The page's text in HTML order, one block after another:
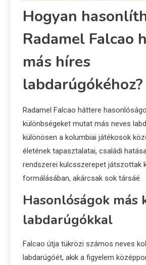
Hogyan
Radamel Falcao
más híres
labdarúgókéhoz?
Radamel Falcao háttere
különbségeket mutat más neves
különösen a kolumbiai játékosok
életének tapasztalatai, családi
rendszerei kulcsszerepet játszottak
formálásában, akárcsak sok társáé.
Hasonlóságok más
labdarúgókkal
Falcao útja tükrözi számos neves
labdarúgóét, akik a figyelem